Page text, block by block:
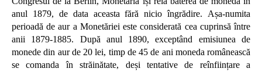
anul 1879, de data aceasta fără nicio îngrădire. Așa-numita
perioadă de aur a Monetăriei este considerată cea cuprinsă între
anii 1879-1885. După anul 1890, exceptând emisiunea de
monede din aur de 20 lei, timp de 45 de ani moneda românească
se comanda în străinătate, deși tentative de reînființare a